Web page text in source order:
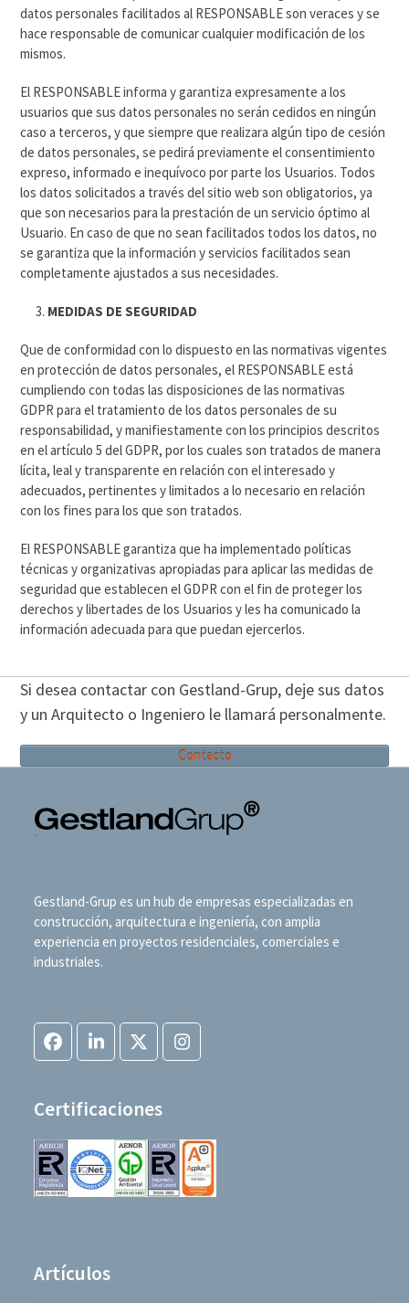
datos personales facilitados al RESPONSABLE son veraces y se
hace responsable de comunicar cualquier modificación de los
mismos.
El RESPONSABLE informa y garantiza expresamente a los
usuarios que sus datos personales no serán cedidos en ningún
caso a terceros, y que siempre que realizara algún tipo de cesión
de datos personales, se pedirá previamente el consentimiento
expreso, informado e inequívoco por parte los Usuarios. Todos
los datos solicitados a través del sitio web son obligatorios, ya
que son necesarios para la prestación de un servicio óptimo al
Usuario. En caso de que no sean facilitados todos los datos, no
se garantiza que la información y servicios facilitados sean
completamente ajustados a sus necesidades.
MEDIDAS DE SEGURIDAD
Que de conformidad con lo dispuesto en las normativas vigentes
en protección de datos personales, el RESPONSABLE está
cumpliendo con todas las disposiciones de las normativas
GDPR para el tratamiento de los datos personales de su
responsabilidad, y manifiestamente con los principios descritos
en el artículo 5 del GDPR, por los cuales son tratados de manera
lícita, leal y transparente en relación con el interesado y
adecuados, pertinentes y limitados a lo necesario en relación
con los fines para los que son tratados.
El RESPONSABLE garantiza que ha implementado políticas
técnicas y organizativas apropiadas para aplicar las medidas de
seguridad que establecen el GDPR con el fin de proteger los
derechos y libertades de los Usuarios y les ha comunicado la
información adecuada para que puedan ejercerlos.
Si desea contactar con Gestland-Grup, deje sus datos
y un Arquitecto o Ingeniero le llamará personalmente.
Contacto
Gestland-Grup es un hub de empresas especializadas en
construcción, arquitectura e ingeniería, con amplia
experiencia en proyectos residenciales, comerciales e
industriales.
FacebookLinkedInTwitter
(deprecated)
Instagram
Certificaciones
Artículos